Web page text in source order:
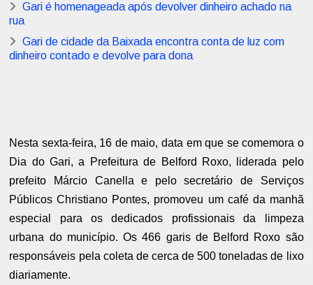
Gari é homenageada após devolver dinheiro achado na
rua
Gari de cidade da Baixada encontra conta de luz com
dinheiro contado e devolve para dona
Nesta sexta-feira, 16 de maio, data em que se comemora o
Dia do Gari, a Prefeitura de Belford Roxo, liderada pelo
prefeito Márcio Canella e pelo secretário de Serviços
Públicos Christiano Pontes, promoveu um café da manhã
especial para os dedicados profissionais da limpeza
urbana do município. Os 466 garis de Belford Roxo são
responsáveis pela coleta de cerca de 500 toneladas de lixo
diariamente.